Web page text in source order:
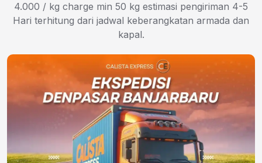
4.000 / kg charge min 50 kg estimasi pengiriman 4-5
Hari terhitung dari jadwal keberangkatan armada dan
kapal.